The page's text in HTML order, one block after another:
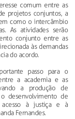
comum entre as
projetos conjuntos, a
como o intercâmbio
As atividades serão
conjunto entre as
às demandas
do acordo.
passo para o
a academia e as
a produção de
desenvolvimento de
acesso à justiça e à
Fernandes.